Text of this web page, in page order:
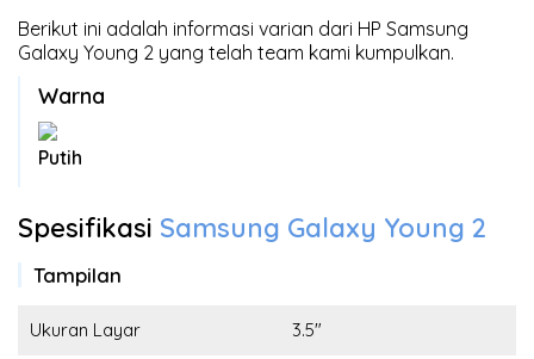
Berikut ini adalah informasi varian dari HP Samsung
Galaxy Young 2 yang telah team kami kumpulkan.
Warna
Putih
Spesifikasi Samsung Galaxy Young 2
Tampilan
Ukuran Layar 3.5"